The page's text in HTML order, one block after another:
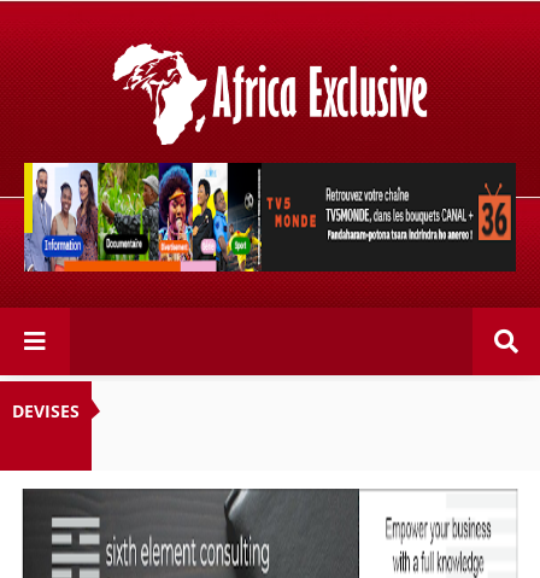
Retrouvez votre chaîne @TV5MONDE, dans les bouquets
CANAL+ 36 . Fandaharam-potoana tsara indrindra ho
anareo!
DEVISES